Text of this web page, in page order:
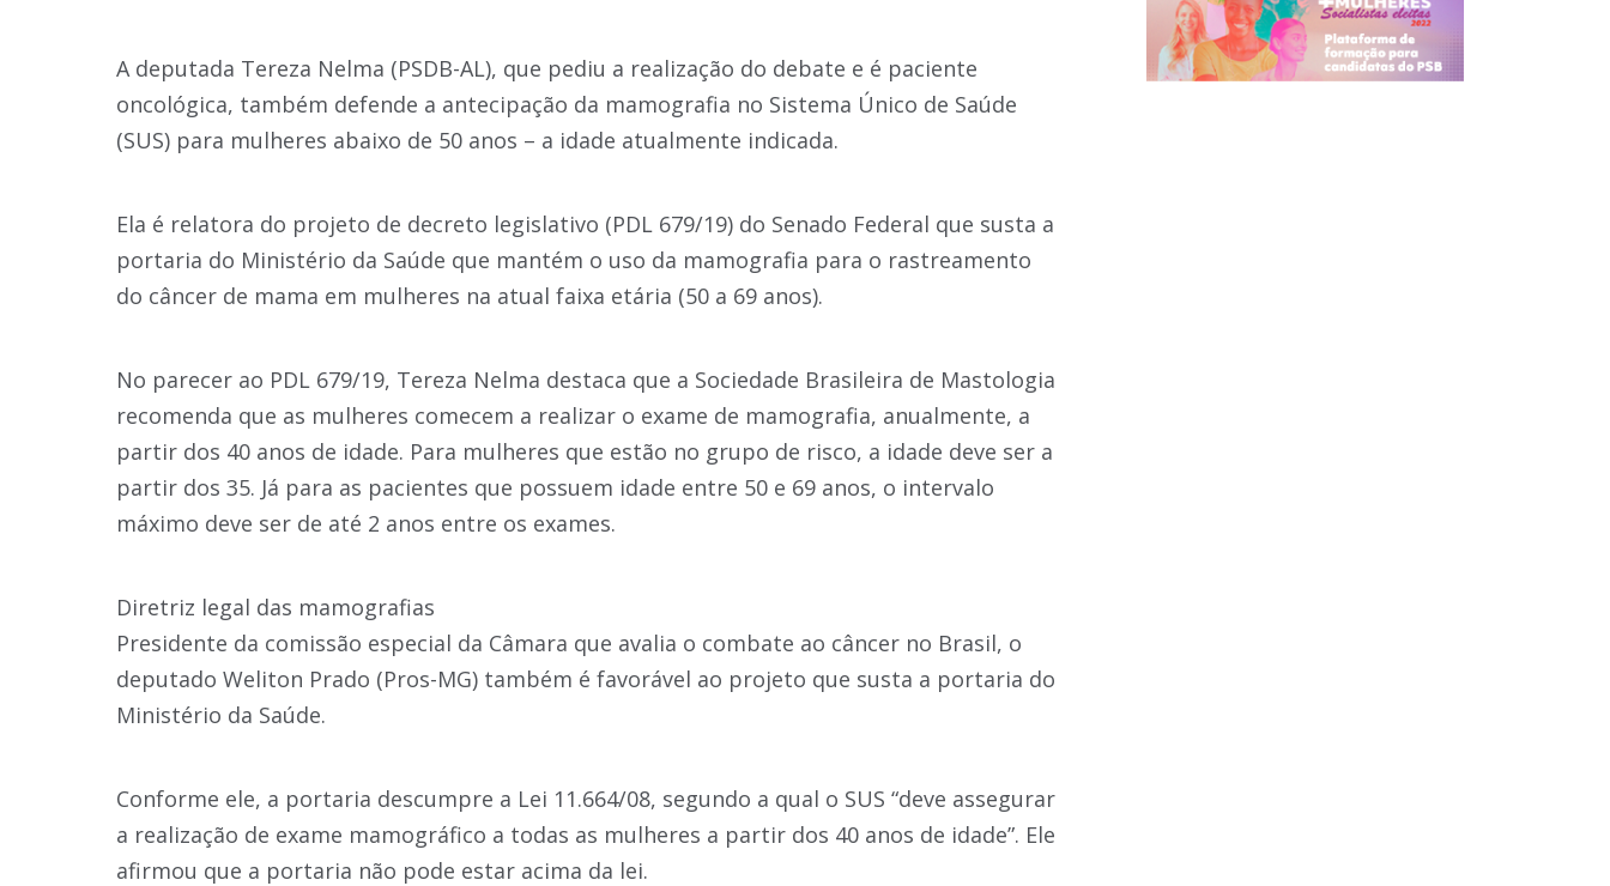
A deputada Tereza Nelma (PSDB-AL), que pediu a realização do debate e é paciente
oncológica, também defende a antecipação da mamografia no Sistema Único de Saúde
(SUS) para mulheres abaixo de 50 anos – a idade atualmente indicada.
Ela é relatora do projeto de decreto legislativo (PDL 679/19) do Senado Federal que susta a
portaria do Ministério da Saúde que mantém o uso da mamografia para o rastreamento
do câncer de mama em mulheres na atual faixa etária (50 a 69 anos).
No parecer ao PDL 679/19, Tereza Nelma destaca que a Sociedade Brasileira de Mastologia
recomenda que as mulheres comecem a realizar o exame de mamografia, anualmente, a
partir dos 40 anos de idade. Para mulheres que estão no grupo de risco, a idade deve ser a
partir dos 35. Já para as pacientes que possuem idade entre 50 e 69 anos, o intervalo
máximo deve ser de até 2 anos entre os exames.
Diretriz legal das mamografias
Presidente da comissão especial da Câmara que avalia o combate ao câncer no Brasil, o
deputado Weliton Prado (Pros-MG) também é favorável ao projeto que susta a portaria do
Ministério da Saúde.
Conforme ele, a portaria descumpre a Lei 11.664/08, segundo a qual o SUS “deve assegurar
a realização de exame mamográfico a todas as mulheres a partir dos 40 anos de idade”. Ele
afirmou que a portaria não pode estar acima da lei.